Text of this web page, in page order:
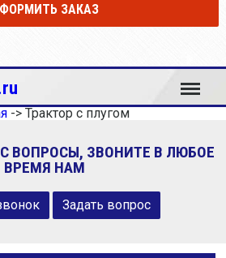
ЗАКАЗ
Меню
-> Трактор с плугом
ВОПРОСЫ, ЗВОНИТЕ В ЛЮБОЕ
ВРЕМЯ НАМ
Задать вопрос